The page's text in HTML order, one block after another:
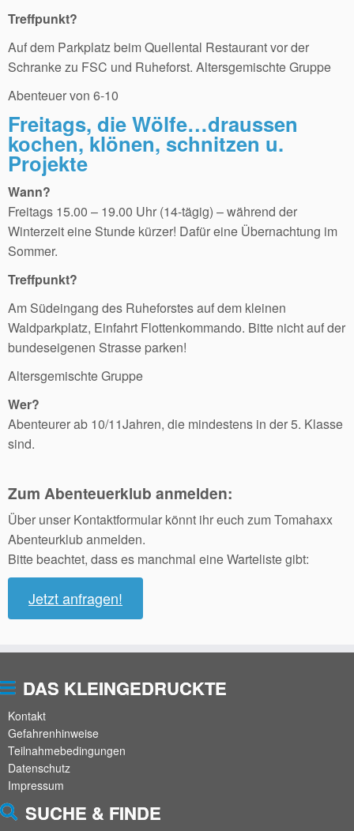
Treffpunkt?
Auf dem Parkplatz beim Quellental Restaurant vor der
Schranke zu FSC und Ruheforst. Altersgemischte Gruppe
Abenteuer von 6-10
Freitags, die Wölfe…draussen
kochen, klönen, schnitzen u.
Projekte
Wann?
Freitags 15.00 – 19.00 Uhr (14-tägig) – während der
Winterzeit eine Stunde kürzer! Dafür eine Übernachtung im
Sommer.
Treffpunkt?
Am Südeingang des Ruheforstes auf dem kleinen
Waldparkplatz, Einfahrt Flottenkommando. Bitte nicht auf der
bundeseigenen Strasse parken!
Altersgemischte Gruppe
Wer?
Abenteurer ab 10/11Jahren, die mindestens in der 5. Klasse
sind.
Zum Abenteuerklub anmelden:
Über unser Kontaktformular könnt ihr euch zum Tomahaxx
Abenteurklub anmelden.
Bitte beachtet, dass es manchmal eine Warteliste gibt:
Jetzt anfragen!
DAS KLEINGEDRUCKTE
Kontakt
Gefahrenhinweise
Teilnahmebedingungen
Datenschutz
Impressum
SUCHE & FINDE